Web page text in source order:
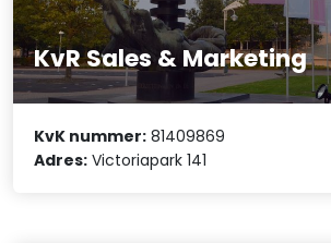
KvR Sales & Marketing
KvK nummer: 81409869
Adres: Victoriapark 141